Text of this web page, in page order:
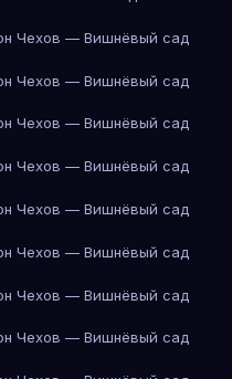
Чехов — Вишнёвый сад
Чехов — Вишнёвый сад
Чехов — Вишнёвый сад
Чехов — Вишнёвый сад
Чехов — Вишнёвый сад
Чехов — Вишнёвый сад
Чехов — Вишнёвый сад
Чехов — Вишнёвый сад